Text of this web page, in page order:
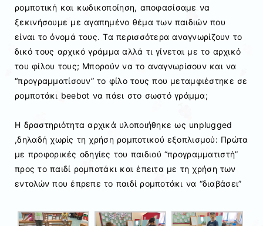
ρομποτική και κωδικοποίηση, αποφασίσαμε να
ξεκινήσουμε με αγαπημένο θέμα των παιδιών που
είναι το όνομά τους. Τα περισσότερα αναγνωρίζουν το
δικό τους αρχικό γράμμα αλλά τι γίνεται με το αρχικό
του φίλου τους; Μπορούν να το αναγνωρίσουν και να
“προγραμματίσουν” το φίλο τους που μεταμφιέστηκε σε
ρομποτάκι beebot να πάει στο σωστό γράμμα;
Η δραστηριότητα αρχικά υλοποιήθηκε ως unplugged
,δηλαδή χωρίς τη χρήση ρομποτικού εξοπλισμού: Πρώτα
με προφορικές οδηγίες του παιδιού “προγραμματιστή”
προς το παιδί ρομποτάκι και έπειτα με τη χρήση των
εντολών που έπρεπε το παιδί ρομποτάκι να “διαβάσει”